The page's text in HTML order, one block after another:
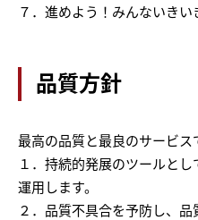
７．進めよう！みんないきい
品質方針
最高の品質と最良のサービス
１．持続的発展のツールと
運用します。
２．品質不具合を予防し、品